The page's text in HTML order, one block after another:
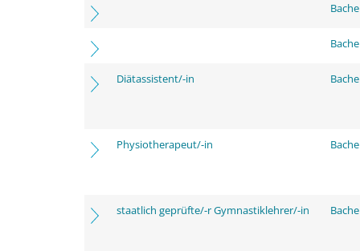
Diätassistent/-in
Physiotherapeut/-in
staatlich geprüfte/-r Gymnastiklehrer/-in